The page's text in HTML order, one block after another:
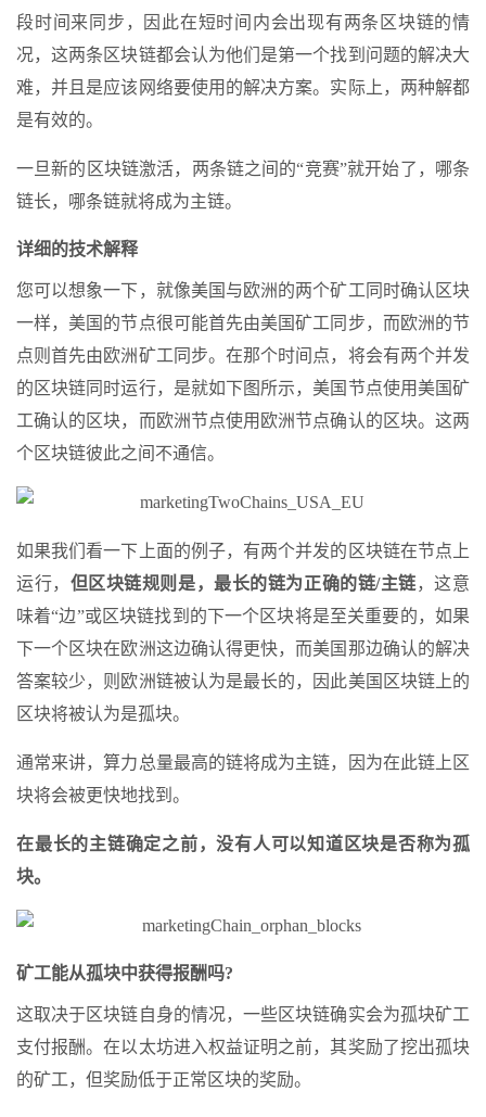
段时间来同步，因此在短时间内会出现有两条区块链的情
况，这两条区块链都会认为他们是第一个找到问题的解决大
难，并且是应该网络要使用的解决方案。实际上，两种解都
是有效的。
一旦新的区块链激活，两条链之间的“竞赛”就开始了，哪条
链长，哪条链就将成为主链。
详细的技术解释
您可以想象一下，就像美国与欧洲的两个矿工同时确认区块
一样，美国的节点很可能首先由美国矿工同步，而欧洲的节
点则首先由欧洲矿工同步。在那个时间点，将会有两个并发
的区块链同时运行，是就如下图所示，美国节点使用美国矿
工确认的区块，而欧洲节点使用欧洲节点确认的区块。这两
个区块链彼此之间不通信。
如果我们看一下上面的例子，有两个并发的区块链在节点上
运行， 但区块链规则是，最长的链为正确的链/主链，这意
味着“边”或区块链找到的下一个区块将是至关重要的，如果
下一个区块在欧洲这边确认得更快，而美国那边确认的解决
答案较少，则欧洲链被认为是最长的，因此美国区块链上的
区块将被认为是孤块。
通常来讲，算力总量最高的链将成为主链，因为在此链上区
块将会被更快地找到。
在最长的主链确定之前，没有人可以知道区块是否称为孤
块。
矿工能从孤块中获得报酬吗?
这取决于区块链自身的情况，一些区块链确实会为孤块矿工
支付报酬。在以太坊进入权益证明之前，其奖励了挖出孤块
的矿工，但奖励低于正常区块的奖励。